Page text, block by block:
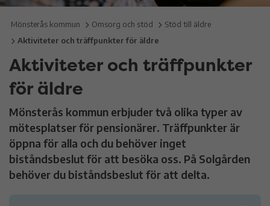
Mönsterås kommun Omsorg och stöd
Stöd till äldre
Aktiviteter och träffpunkter för äldre
Aktiviteter och träffpunkter
för äldre
Mönsterås kommun erbjuder två olika typer av
mötesplatser för pensionärer. Träffpunkter är
öppna för alla och du behöver inget
biståndsbeslut för att besöka oss. På Solgården
behöver du biståndsbeslut för att delta.